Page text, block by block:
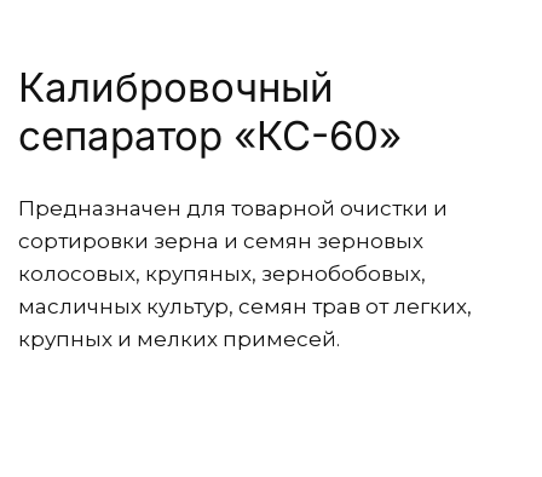
Калибровочный
сепаратор «КС-60»
Предназначен для товарной очистки и
сортировки зерна и семян зерновых
колосовых, крупяных, зернобобовых,
масличных культур, семян трав от легких,
крупных и мелких примесей.